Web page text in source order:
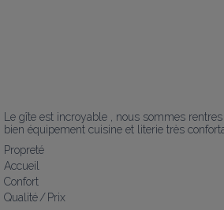
Le gîte est incroyable , nous sommes
bien équipement cuisine et literie très
Propreté
Accueil
Confort
Qualité / Prix